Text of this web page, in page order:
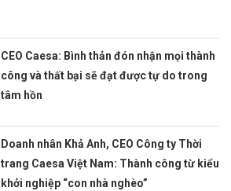
CEO Caesa: Bình thản đón nhận mọi thành
công và thất bại sẽ đạt được tự do trong
tâm hồn
Doanh nhân Khả Anh, CEO Công ty Thời
trang Caesa Việt Nam: Thành công từ kiểu
khởi nghiệp “con nhà nghèo”